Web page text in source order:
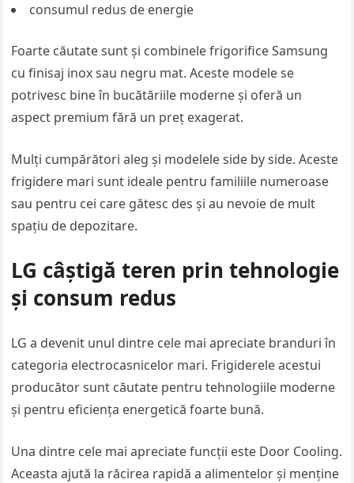
consumul redus de energie
Foarte căutate sunt și combinele frigorifice Samsung
cu finisaj inox sau negru mat. Aceste modele se
potrivesc bine în bucătăriile moderne și oferă un
aspect premium fără un preț exagerat.
Mulți cumpărători aleg și modelele side by side. Aceste
frigidere mari sunt ideale pentru familiile numeroase
sau pentru cei care gătesc des și au nevoie de mult
spațiu de depozitare.
LG câștigă teren prin tehnologie
și consum redus
LG a devenit unul dintre cele mai apreciate branduri în
categoria electrocasnicelor mari. Frigiderele acestui
producător sunt căutate pentru tehnologiile moderne
și pentru eficiența energetică foarte bună.
Una dintre cele mai apreciate funcții este Door Cooling.
Aceasta ajută la răcirea rapidă a alimentelor și menține